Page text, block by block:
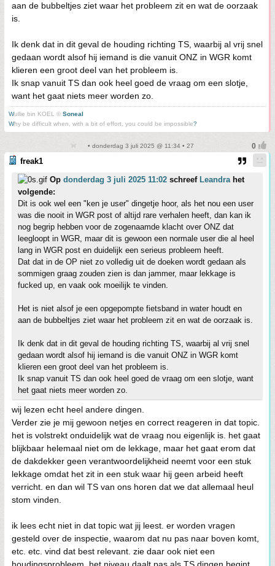
aan de bubbeltjes ziet waar het probleem zit en wat de oorzaak
is.
Ik denk dat in dit geval de houding richting TS, waarbij al vrij snel
gedaan wordt alsof hij iemand is die vanuit ONZ in WGR komt
klieren een groot deel van het probleem is.
Ik snap vanuit TS dan ook heel goed de vraag om een slotje,
want het gaat niets meer worden zo.
Wullie bin KOEL © Soneal
Why be difficult when, with a bit of effort, you could be impossible?
• donderdag 3 juli 2025 @ 11:34 • 27
freak1
Op donderdag 3 juli 2025 11:02 schreef Leandrahet
volgende:
Dit is ook wel een "ken je user" dingetje hoor, als het nou een user
was die nooit in WGR post of altijd rare verhalen heeft, dan kan ik
nog begrip hebben voor de zogenaamde klacht over ONZ dat
leegloopt in WGR, maar dit is gewoon een normale user die al heel
lang in WGR post en duidelijk een serieus probleem heeft.
Dat dat in de OP niet zo volledig uit de doeken wordt gedaan als
sommigen graag zouden zien is dan jammer, maar lekkage is
fucked up, en vaak ook moeilijk te vinden.
Het is niet alsof je een opgepompte fietsband in water houdt en
aan de bubbeltjes ziet waar het probleem zit en wat de oorzaak is.
Ik denk dat in dit geval de houding richting TS, waarbij al vrij snel
gedaan wordt alsof hij iemand is die vanuit ONZ in WGR komt
klieren een groot deel van het probleem is.
Ik snap vanuit TS dan ook heel goed de vraag om een slotje, want
het gaat niets meer worden zo.
wij lezen echt heel andere dingen.
Verder zie je mij gewoon netjes en correct reageren in dat topic.
het is volstrekt onduidelijk wat de vraag nou eigenlijk is. het gaat
blijkbaar helemaal niet om de lekkage, maar het gaat erom dat
de dakdekker geen verantwoordelijkheid neemt voor een stuk
lekkage omdat het zit in een stuk waar hij geen arbeid heeft
verricht. en dan wil TS van ons horen dat we dat allemaal heul
stom vinden.
ik lees echt niet in dat topic wat jij leest. er worden vragen
gesteld over de inspectie, waarom dat nu pas naar boven komt,
etc. etc. vind dat best relevant. zie daar ook niet een